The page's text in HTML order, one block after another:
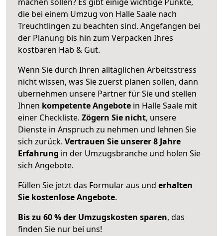
die bei einem Umzug von Halle Saale nach
Treuchtlingen zu beachten sind. Angefangen bei
der Planung bis hin zum Verpacken Ihres
kostbaren Hab & Gut.
Wenn Sie durch Ihren alltäglichen Arbeitsstress
nicht wissen, was Sie zuerst planen sollen, dann
übernehmen unsere Partner für Sie und stellen
Ihnen kompetente Angebote in Halle Saale mit
einer Checkliste. Zögern Sie nicht, unsere
Dienste in Anspruch zu nehmen und lehnen Sie
sich zurück. Vertrauen Sie unserer 8 Jahre
Erfahrung in der Umzugsbranche und holen Sie
sich Angebote.
Füllen Sie jetzt das Formular aus und erhalten
Sie kostenlose Angebote.
Bis zu 60 % der Umzugskosten sparen, das
finden Sie nur bei uns!